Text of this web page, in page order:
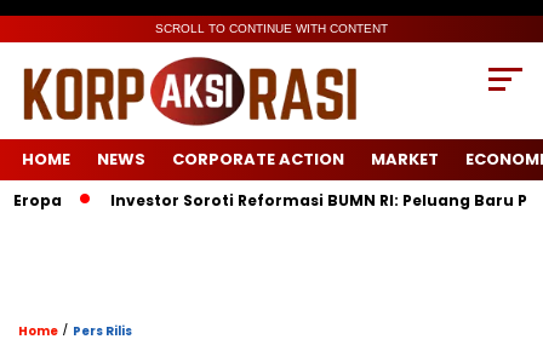
SCROLL TO CONTINUE WITH CONTENT
HOME NEWS CORPORATE ACTION MARKET
Investor Soroti Reformasi BUMN RI: Peluang Baru Pasca
Home / Pers Rilis